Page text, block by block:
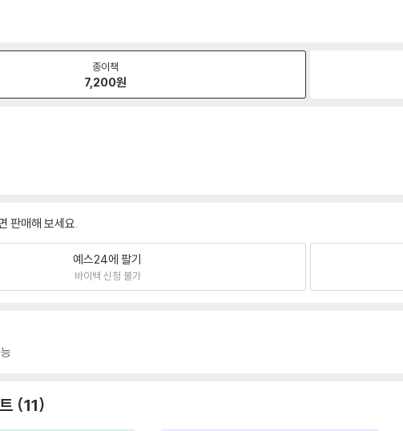
종이책
7,200원
판매해 보세요.
예스24에 팔기
바이백 신청 불가
11